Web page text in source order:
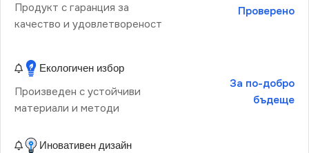
Продукт с гаранция за
качество и удовлетвореност
Проверено
Екологичен избор
Произведен с устойчиви
материали и методи
За по-добро
бъдеще
Иновативен дизайн